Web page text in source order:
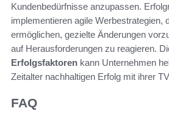
Kundenbedürfnisse anzupassen.
implementieren agile Werbestrategien,
ermöglichen, gezielte Änderungen
auf Herausforderungen zu reagieren.
Erfolgsfaktoren kann Unternehmen
Zeitalter nachhaltigen Erfolg mit ihrer
FAQ